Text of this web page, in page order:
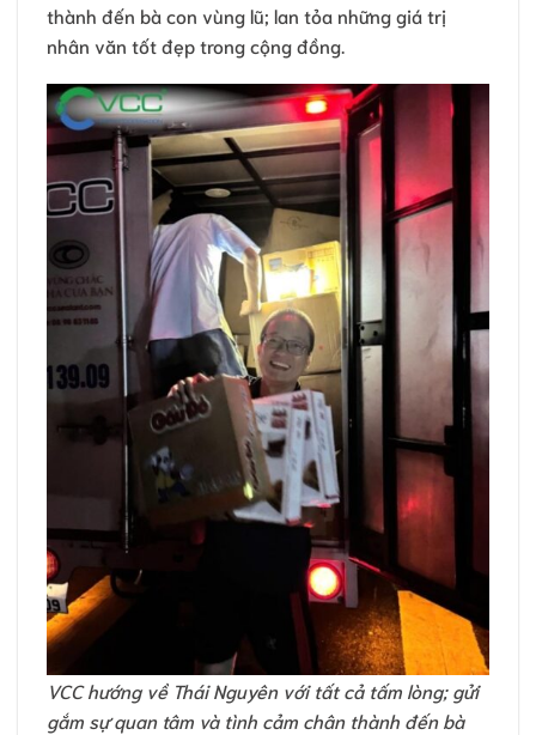
thành đến bà con vùng lũ; lan tỏa những giá trị
nhân văn tốt đẹp trong cộng đồng.
VCC hướng về Thái Nguyên với tất cả tấm lòng; gửi
gắm sự quan tâm và tình cảm chân thành đến bà